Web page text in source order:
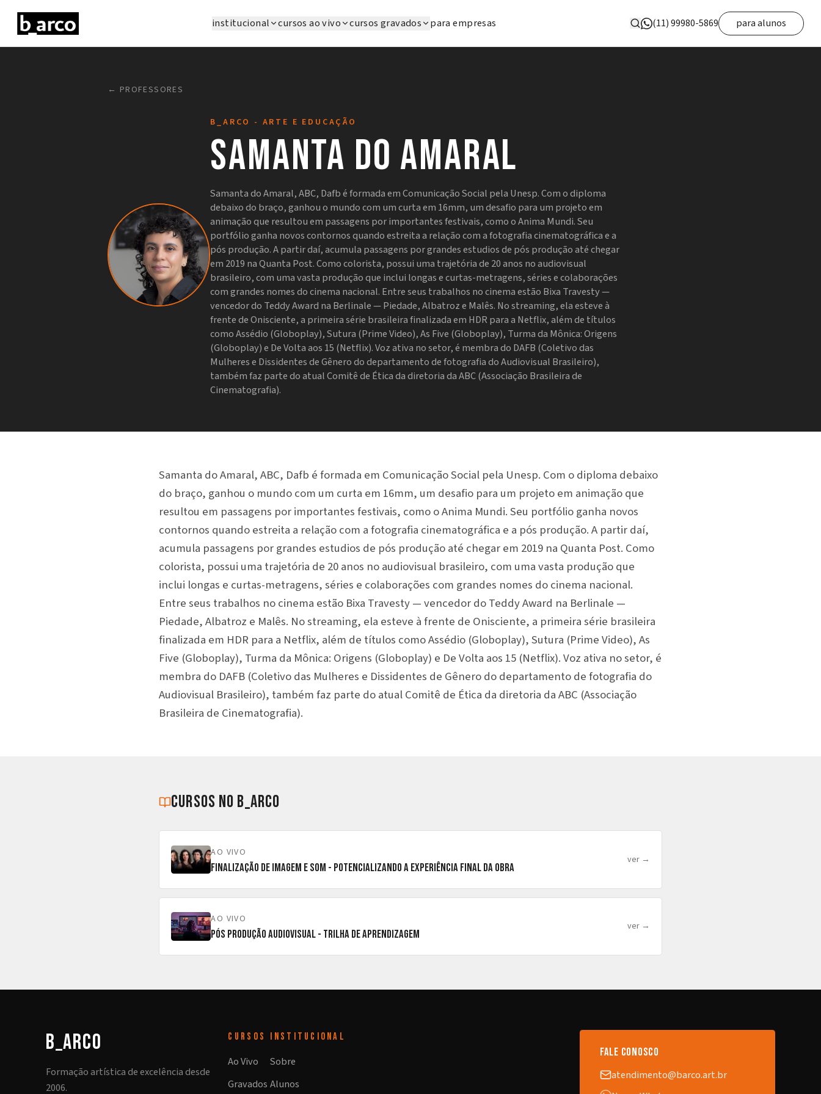
institucional cursos ao vivo cursos gravados para empresas (11) 99980-5869 para alunos
← PROFESSORES
B_ARCO - ARTE E EDUCAÇÃO
Samanta do Amaral
Samanta do Amaral, ABC, Dafb é formada em Comunicação Social pela Unesp. Com o diploma
debaixo do braço, ganhou o mundo com um curta em 16mm, um desafio para um projeto em
animação que resultou em passagens por importantes festivais, como o Anima Mundi. Seu
portfólio ganha novos contornos quando estreita a relação com a fotografia cinematográfica e a
pós produção. A partir daí, acumula passagens por grandes estudios de pós produção até chegar
em 2019 na Quanta Post. Como colorista, possui uma trajetória de 20 anos no audiovisual
brasileiro, com uma vasta produção que inclui longas e curtas-metragens, séries e colaborações
com grandes nomes do cinema nacional. Entre seus trabalhos no cinema estão Bixa Travesty —
vencedor do Teddy Award na Berlinale — Piedade, Albatroz e Malês. No streaming, ela esteve à
frente de Onisciente, a primeira série brasileira finalizada em HDR para a Netflix, além de títulos
como Assédio (Globoplay), Sutura (Prime Video), As Five (Globoplay), Turma da Mônica: Origens
(Globoplay) e De Volta aos 15 (Netflix). Voz ativa no setor, é membra do DAFB (Coletivo das
Mulheres e Dissidentes de Gênero do departamento de fotografia do Audiovisual Brasileiro),
também faz parte do atual Comitê de Ética da diretoria da ABC (Associação Brasileira de
Cinematografia).
Samanta do Amaral, ABC, Dafb é formada em Comunicação Social pela Unesp. Com o diploma debaixo
do braço, ganhou o mundo com um curta em 16mm, um desafio para um projeto em animação que
resultou em passagens por importantes festivais, como o Anima Mundi. Seu portfólio ganha novos
contornos quando estreita a relação com a fotografia cinematográfica e a pós produção. A partir daí,
acumula passagens por grandes estudios de pós produção até chegar em 2019 na Quanta Post. Como
colorista, possui uma trajetória de 20 anos no audiovisual brasileiro, com uma vasta produção que
inclui longas e curtas-metragens, séries e colaborações com grandes nomes do cinema nacional.
Entre seus trabalhos no cinema estão Bixa Travesty — vencedor do Teddy Award na Berlinale —
Piedade, Albatroz e Malês. No streaming, ela esteve à frente de Onisciente, a primeira série brasileira
finalizada em HDR para a Netflix, além de títulos como Assédio (Globoplay), Sutura (Prime Video), As
Five (Globoplay), Turma da Mônica: Origens (Globoplay) e De Volta aos 15 (Netflix). Voz ativa no setor, é
membra do DAFB (Coletivo das Mulheres e Dissidentes de Gênero do departamento de fotografia do
Audiovisual Brasileiro), também faz parte do atual Comitê de Ética da diretoria da ABC (Associação
Brasileira de Cinematografia).
cursos no b_arco
AO VIVO
Finalização de Imagem e Som - potencializando a experiência final da obra
ver →
AO VIVO
Pós Produção Audiovisual - Trilha de Aprendizagem
ver →
b_arco
Formação artística de excelência desde
2006.
CURSOS
Ao Vivo
Gravados
INSTITUCIONAL
Sobre
Alunos
fale conosco
atendimento@barco.art.br